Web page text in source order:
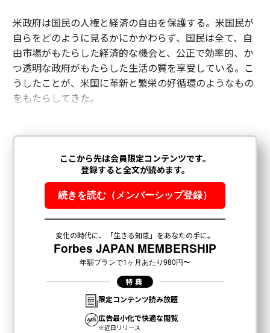
米政府は国民の人権と経済の自由を保護する。米国民が
自らをどのように見るかにかかわらず、国民は全て、自
由市場がもたらした経済的な機会と、公正で効率的、か
つ透明な政府がもたらした生活の質を享受している。こ
うしたことが、米国に革新と繁栄の好循環のようなもの
をもたらしてきた。